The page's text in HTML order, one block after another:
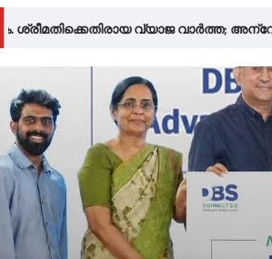
അന്വേഷണം ആരംഭിച്ച്‌ സൈബര്‍ പോലീസ്